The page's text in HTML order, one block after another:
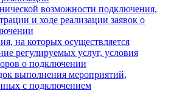
возможности подключения,
и ходе реализации заявок о
на которых осуществляется
регулируемых услуг, условия
о подключении
выполнения мероприятий,
с подключением